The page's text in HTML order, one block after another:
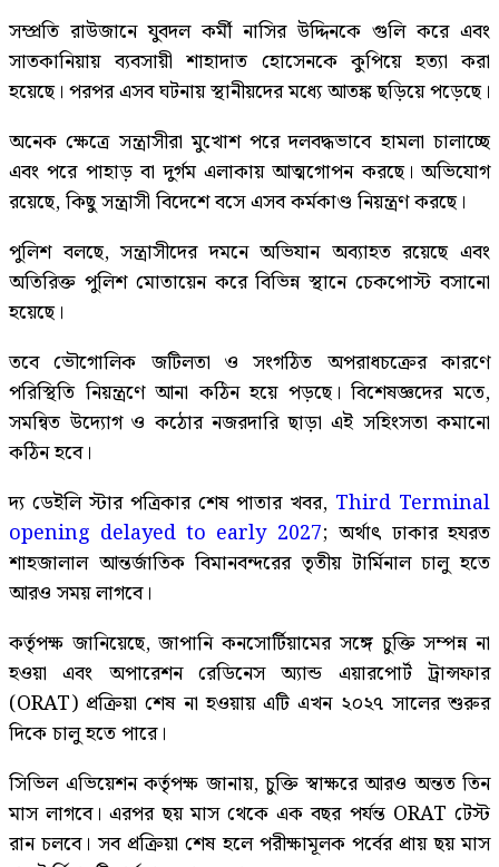
সম্প্রতি রাউজানে যুবদল কর্মী নাসির উদ্দিনকে গুলি করে এবং
সাতকানিয়ায় ব্যবসায়ী শাহাদাত হোসেনকে কুপিয়ে হত্যা করা
হয়েছে। পরপর এসব ঘটনায় স্থানীয়দের মধ্যে আতঙ্ক ছড়িয়ে পড়েছে।
অনেক ক্ষেত্রে সন্ত্রাসীরা মুখোশ পরে দলবদ্ধভাবে হামলা চালাচ্ছে
এবং পরে পাহাড় বা দুর্গম এলাকায় আত্মগোপন করছে। অভিযোগ
রয়েছে, কিছু সন্ত্রাসী বিদেশে বসে এসব কর্মকাণ্ড নিয়ন্ত্রণ করছে।
পুলিশ বলছে, সন্ত্রাসীদের দমনে অভিযান অব্যাহত রয়েছে এবং
অতিরিক্ত পুলিশ মোতায়েন করে বিভিন্ন স্থানে চেকপোস্ট বসানো
হয়েছে।
তবে ভৌগোলিক জটিলতা ও সংগঠিত অপরাধচক্রের কারণে
পরিস্থিতি নিয়ন্ত্রণে আনা কঠিন হয়ে পড়ছে। বিশেষজ্ঞদের মতে,
সমন্বিত উদ্যোগ ও কঠোর নজরদারি ছাড়া এই সহিংসতা কমানো
কঠিন হবে।
দ্য ডেইলি স্টার পত্রিকার শেষ পাতার খবর, Third Terminal
opening delayed to early 2027; অর্থাৎ ঢাকার হযরত
শাহজালাল আন্তর্জাতিক বিমানবন্দরের তৃতীয় টার্মিনাল চালু হতে
আরও সময় লাগবে।
কর্তৃপক্ষ জানিয়েছে, জাপানি কনসোর্টিয়ামের সঙ্গে চুক্তি সম্পন্ন না
হওয়া এবং অপারেশন রেডিনেস অ্যান্ড এয়ারপোর্ট ট্রান্সফার
(ORAT) প্রক্রিয়া শেষ না হওয়ায় এটি এখন ২০২৭ সালের শুরুর
দিকে চালু হতে পারে।
সিভিল এভিয়েশন কর্তৃপক্ষ জানায়, চুক্তি স্বাক্ষরে আরও অন্তত তিন
মাস লাগবে। এরপর ছয় মাস থেকে এক বছর পর্যন্ত ORAT টেস্ট
রান চলবে। সব প্রক্রিয়া শেষ হলে পরীক্ষামূলক পর্বের প্রায় ছয় মাস